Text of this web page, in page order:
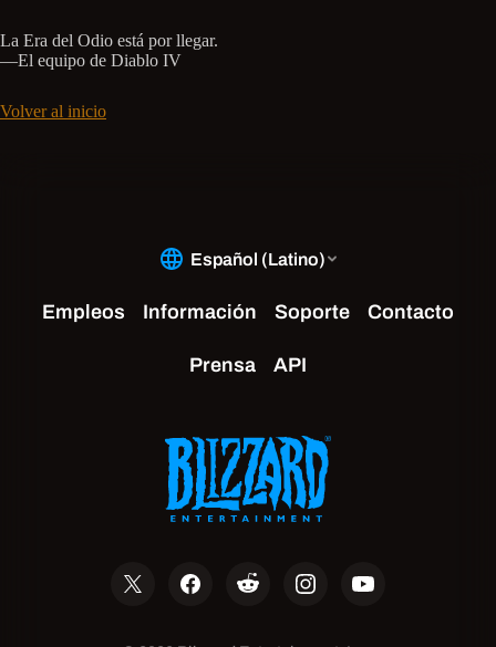
La Era del Odio está por llegar.
—El equipo de Diablo IV
Volver al inicio